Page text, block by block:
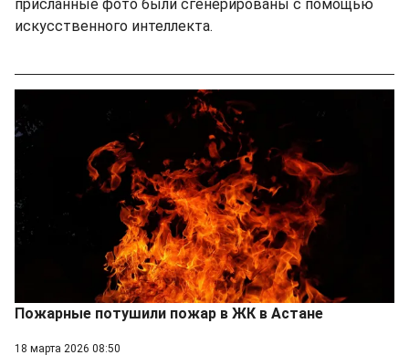
присланные фото были сгенерированы с помощью
искусственного интеллекта.
Пожарные потушили пожар в ЖК в Астане
18 марта 2026 08:50